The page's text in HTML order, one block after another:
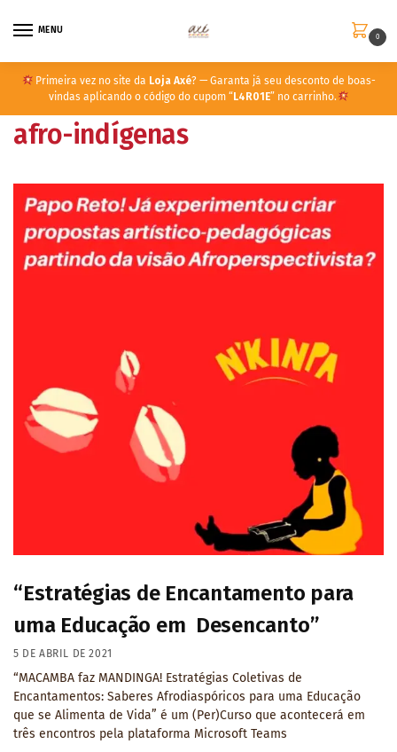
MENU
0
Primeira vez no site da Loja Axé? — Garanta já seu desconto de boas-
vindas aplicando o código do cupom “ L4R01E” no carrinho.
afro-indígenas
“Estratégias de Encantamento para
uma Educação em Desencanto”
5 DE ABRIL DE 2021
“MACAMBA faz MANDINGA! Estratégias Coletivas de
Encantamentos: Saberes Afrodiaspóricos para uma Educação
que se Alimenta de Vida” é um (Per)Curso que acontecerá em
três encontros pela plataforma Microsoft Teams